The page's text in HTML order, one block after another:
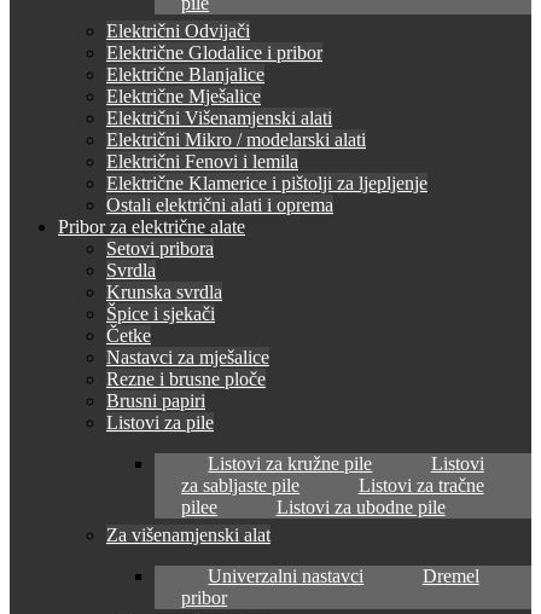
Električni Odvijači
Električne Glodalice i pribor
Električne Blanjalice
Električne Mješalice
Električni Višenamjenski alati
Električni Mikro / modelarski alati
Električni Fenovi i lemila
Električne Klamerice i pištolji za ljepljenje
Ostali električni alati i oprema
Pribor za električne alate
Setovi pribora
Svrdla
Krunska svrdla
Špice i sjekači
Četke
Nastavci za mješalice
Rezne i brusne ploče
Brusni papiri
Listovi za pile
Listovi za kružne pile
Listovi
za sabljaste pile
Listovi za tračne
pilee
Listovi za ubodne pile
Za višenamjenski alat
Univerzalni nastavci
Dremel
pribor